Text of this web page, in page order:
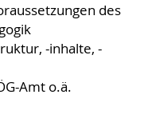
des
-inhalte, -
Amt o.ä.